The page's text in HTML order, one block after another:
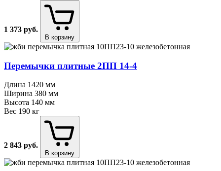
1 373 руб.
В корзину
Перемычки плитные 2ПП 14⁠-⁠4
Длина 1420 мм
Ширина 380 мм
Высота 140 мм
Вес 190 кг
2 843 руб.
В корзину